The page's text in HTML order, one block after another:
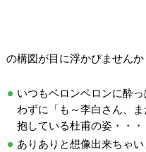
の構図が目に浮かびませんか
いつもベロンベロンに酔
わずに「も～李白さん、
抱している杜甫の姿・・・
ありありと想像出来ちゃい